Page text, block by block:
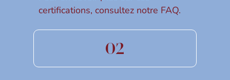
certifications, consultez notre FAQ.
02